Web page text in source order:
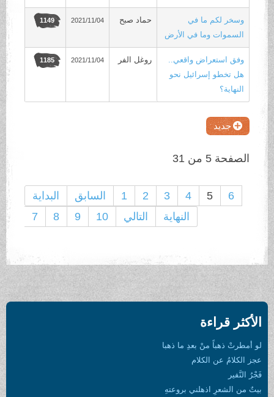
وسخر لكم ما في
السموات وما في الأرض
حماد صبح 2021/11/04
1149
وفق استعراض واقعي..
هل تخطو إسرائيل نحو
النهاية؟
روغل الفر 2021/11/04
1185
جديد
الصفحة 5 من 31
البداية السابق
التالي النهاية
الأكثر قراءة
لو أمطرتْ ذهباً منْ بعدِ ما ذهبا
عجز الكلامُ عن الكلام
فَجْرُ النَّفير
بيتٌ من الشعرِ اذهلني بروعتهِ